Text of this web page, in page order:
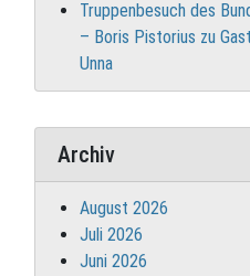
Truppenbesuch des
– Boris Pistorius zu
Unna
Archiv
August 2026
Juli 2026
Juni 2026